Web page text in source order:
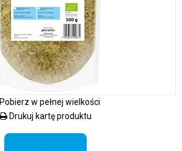
Pobierz w pełnej wielkości
Drukuj kartę produktu